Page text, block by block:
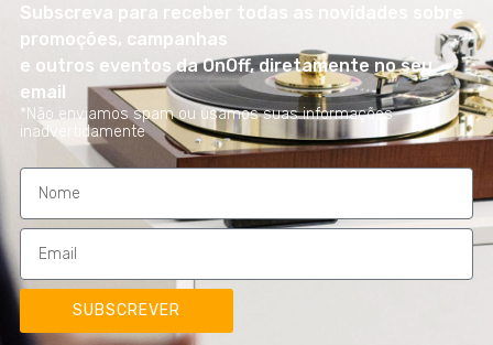
Subscreva para receber todas as novidades sobre
promoções, campanhas
e outros eventos da OnOff, diretamente no seu
email
*Não enviamos spam ou usamos suas informações
inadvertidamente
SUBSCREVER